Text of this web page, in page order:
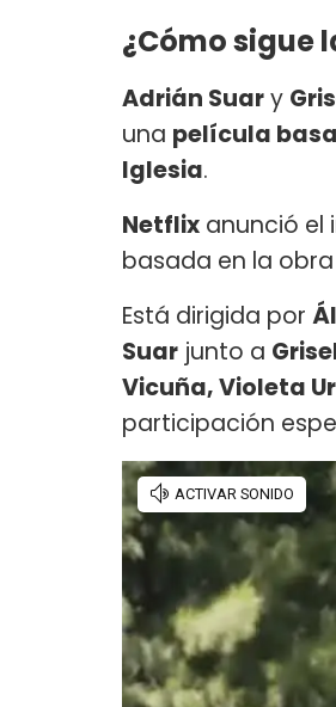
¿Cómo sigue
Adrián Suary
una película
Iglesia.
Netflix anunció el
basada en la
Está dirigida por
Suar junto a
Vicuña, Violeta
participación